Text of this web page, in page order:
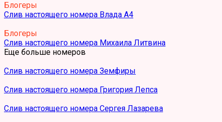
Блогеры
Слив настоящего номера Влада А4
Блогеры
Слив настоящего номера Михаила Литвина
Еще больше номеров
Слив настоящего номера Земфиры
Слив настоящего номера Григория Лепса
Слив настоящего номера Сергея Лазарева